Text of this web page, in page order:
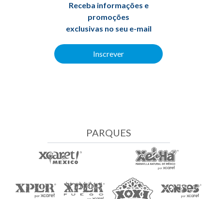
Receba informações e
promoções
exclusivas no seu e-mail
Inscrever
PARQUES